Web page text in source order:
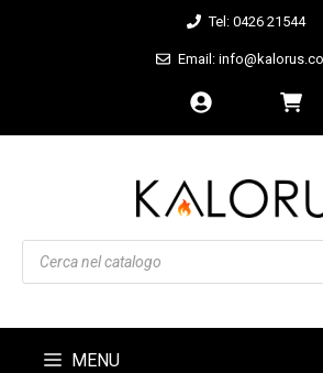
Tel: 0426 21544
Email:
Products
search
MENU